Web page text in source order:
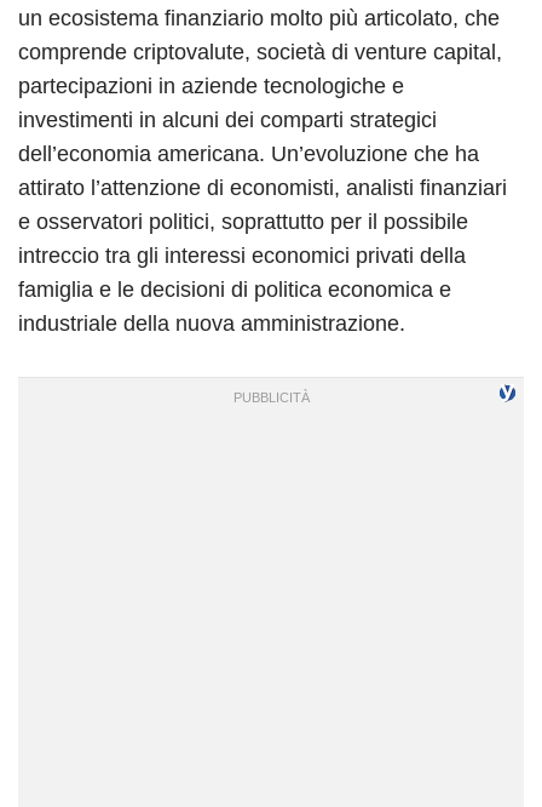
un ecosistema finanziario molto più articolato, che
comprende criptovalute, società di venture capital,
partecipazioni in aziende tecnologiche e
investimenti in alcuni dei comparti strategici
dell’economia americana. Un’evoluzione che ha
attirato l’attenzione di economisti, analisti finanziari
e osservatori politici, soprattutto per il possibile
intreccio tra gli interessi economici privati della
famiglia e le decisioni di politica economica e
industriale della nuova amministrazione.